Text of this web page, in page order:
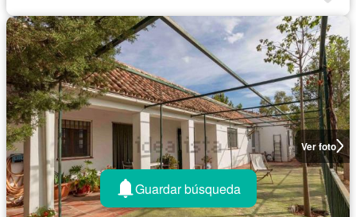
Ver foto
Guardar búsqueda